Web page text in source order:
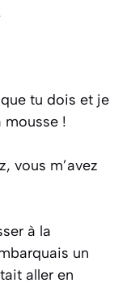
tu dois et je
mousse !
vous m’avez
à la
un
aller en